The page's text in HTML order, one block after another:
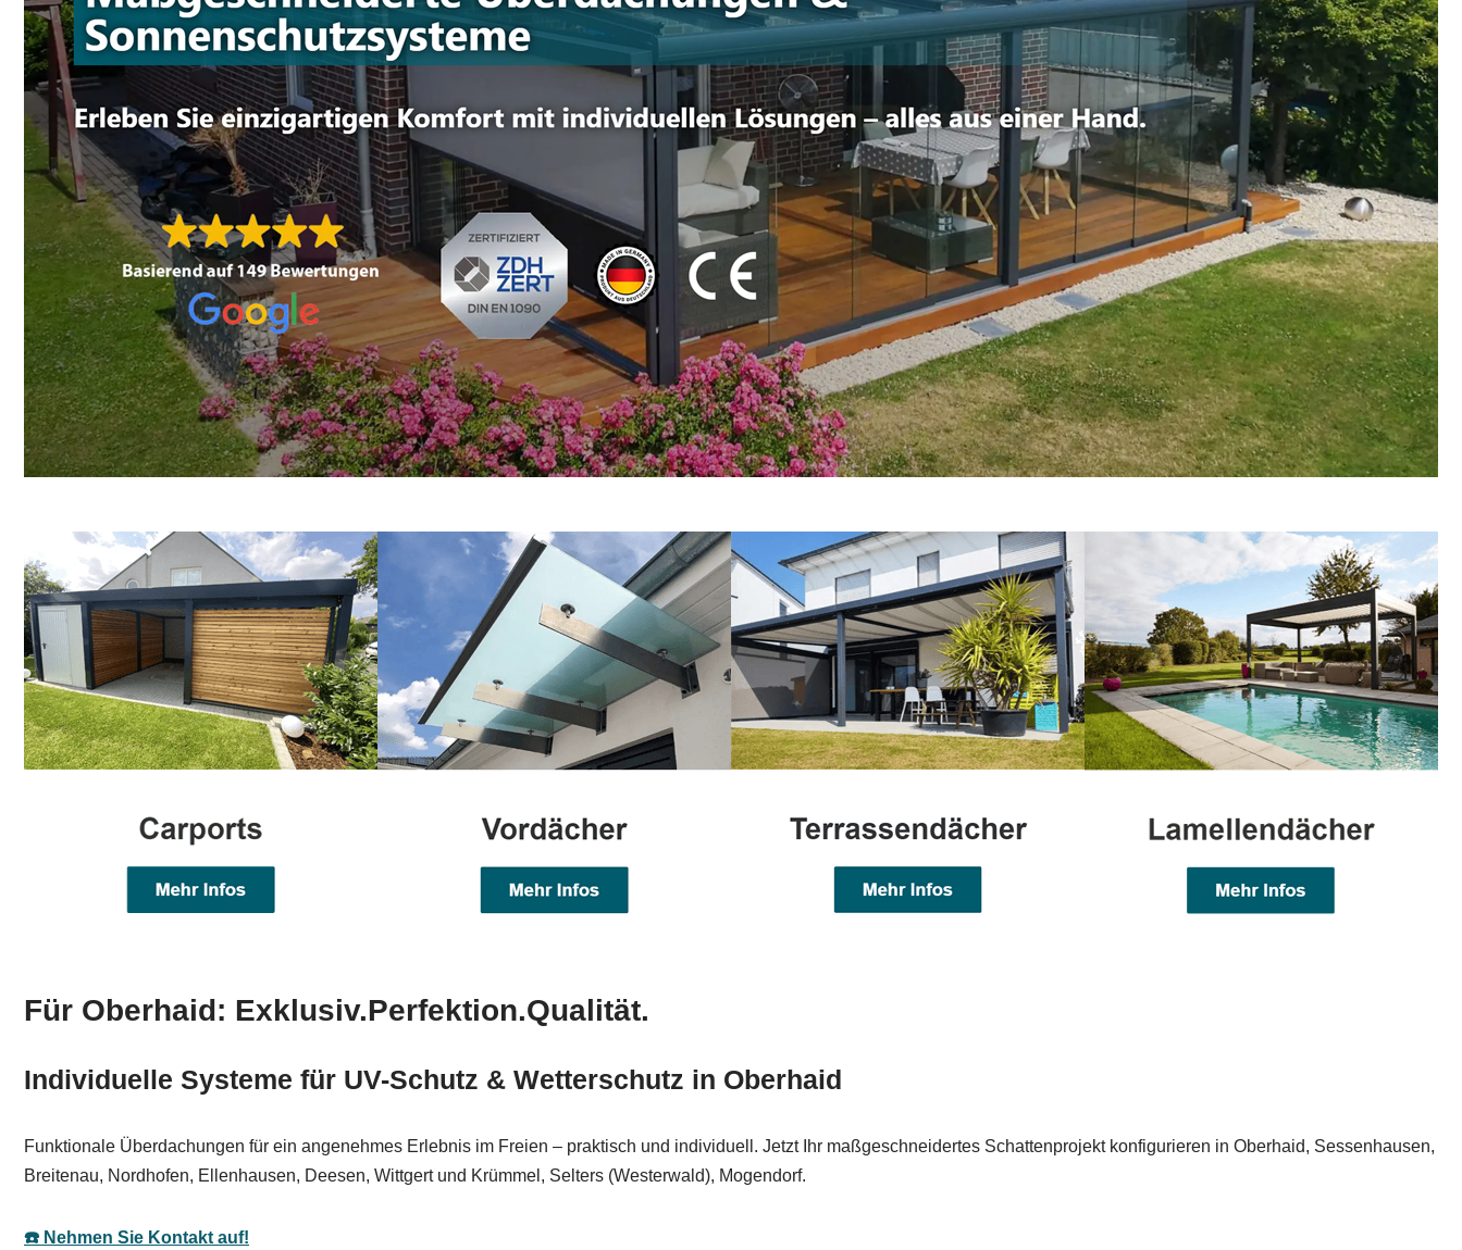
Für Oberhaid: Exklusiv.Perfektion.Qualität.
Individuelle Systeme für UV-Schutz & Wetterschutz in Oberhaid
Funktionale Überdachungen für ein angenehmes Erlebnis im Freien – praktisch und individuell. Jetzt Ihr maßgeschneidertes Schattenprojekt konfigurieren in Oberhaid, Sessenhausen,
Breitenau, Nordhofen, Ellenhausen, Deesen, Wittgert und Krümmel, Selters (Westerwald), Mogendorf.
☎️ Nehmen Sie Kontakt auf!